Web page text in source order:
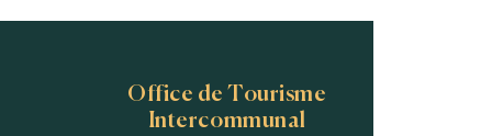
Office de Tourisme
Intercommunal